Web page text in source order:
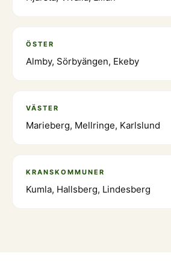
ÖSTER
Almby, Sörbyängen, Ekeby
VÄSTER
Marieberg, Mellringe, Karlslund
KRANSKOMMUNER
Kumla, Hallsberg, Lindesberg